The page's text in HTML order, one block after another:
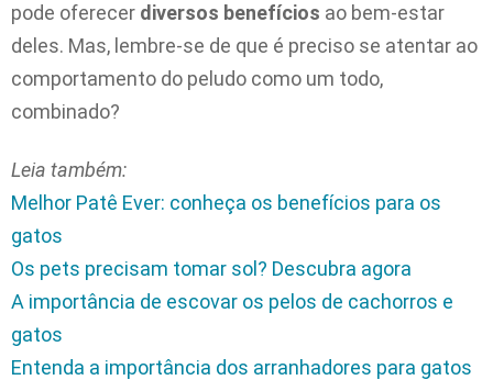
pode oferecer diversos benefícios ao bem-estar
deles. Mas, lembre-se de que é preciso se atentar ao
comportamento do peludo como um todo,
combinado?
Leia também:
Melhor Patê Ever: conheça os benefícios para os
gatos
Os pets precisam tomar sol? Descubra agora
A importância de escovar os pelos de cachorros e
gatos
Entenda a importância dos arranhadores para gatos